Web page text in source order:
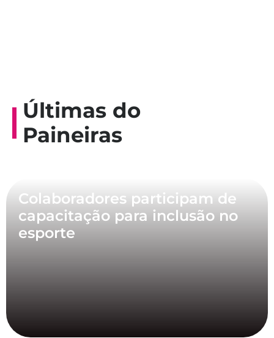
Últimas do
Paineiras
Colaboradores participam de
capacitação para inclusão no
esporte